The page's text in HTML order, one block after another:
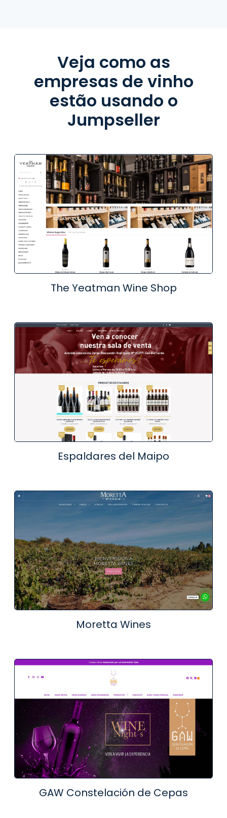
Veja como as
empresas de vinho
estão usando o
Jumpseller
The Yeatman Wine Shop
Espaldares del Maipo
Moretta Wines
GAW Constelación de Cepas